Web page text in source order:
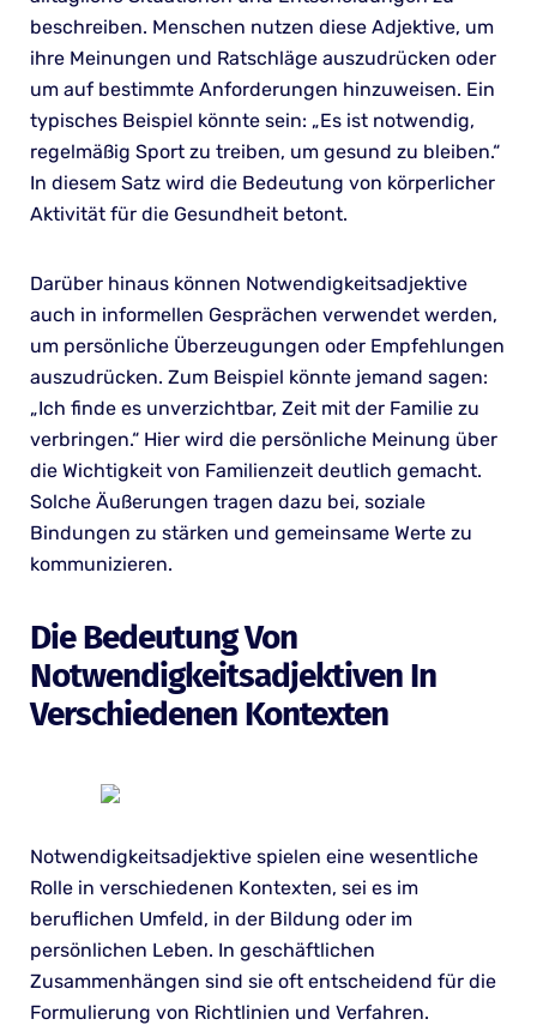
beschreiben. Menschen nutzen diese Adjektive, um
ihre Meinungen und Ratschläge auszudrücken oder
um auf bestimmte Anforderungen hinzuweisen. Ein
typisches Beispiel könnte sein: „Es ist notwendig,
regelmäßig Sport zu treiben, um gesund zu bleiben.“
In diesem Satz wird die Bedeutung von körperlicher
Aktivität für die Gesundheit betont.
Darüber hinaus können Notwendigkeitsadjektive
auch in informellen Gesprächen verwendet werden,
um persönliche Überzeugungen oder Empfehlungen
auszudrücken. Zum Beispiel könnte jemand sagen:
„Ich finde es unverzichtbar, Zeit mit der Familie zu
verbringen.“ Hier wird die persönliche Meinung über
die Wichtigkeit von Familienzeit deutlich gemacht.
Solche Äußerungen tragen dazu bei, soziale
Bindungen zu stärken und gemeinsame Werte zu
kommunizieren.
Die Bedeutung Von
Notwendigkeitsadjektiven In
Verschiedenen Kontexten
Notwendigkeitsadjektive spielen eine wesentliche
Rolle in verschiedenen Kontexten, sei es im
beruflichen Umfeld, in der Bildung oder im
persönlichen Leben. In geschäftlichen
Zusammenhängen sind sie oft entscheidend für die
Formulierung von Richtlinien und Verfahren.